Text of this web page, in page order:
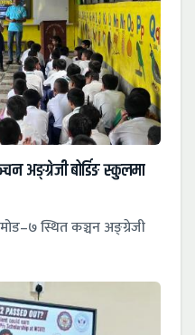
अङ्ग्रेजी बोर्डिङ स्कुलमा
स्थित कञ्चन अङ्ग्रेजी